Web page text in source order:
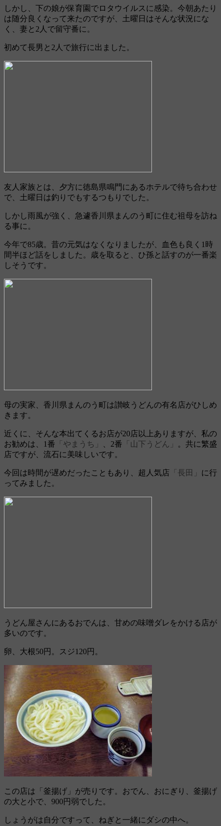
しかし、下の娘が保育園でロタウイルスに感染。今朝あたり
は随分良くなって来たのですが、土曜日はそんな状況にな
く、妻と2人で留守番に。
初めて長男と2人で旅行に出ました。
友人家族とは、夕方に徳島県鳴門にあるホテルで待ち合わせ
で、土曜日は釣りでもするつもりでした。
しかし雨風が強く、急遽香川県まんのう町に住む祖母を訪ね
る事に。
今年で85歳。昔の元気はなくなりましたが、血色も良く1時
間半ほど話をしました。歳を取ると、ひ孫と話すのが一番楽
しそうです。
母の実家、香川県まんのう町は讃岐うどんの有名店がひしめ
きます。
近くに、そんな本出てくるお店が20店以上ありますが、私の
お勧めは、1番 「やまうち」 、2番 「山下うどん」
。共に繁盛
店ですが、流石に美味しいです。
今回は時間が遅めだったこともあり、超人気店 「長田」 に行
ってみました。
うどん屋さんにあるおでんは、甘めの味噌ダレをかける店が
多いのです。
卵、大根50円。スジ120円。
この店は「釜揚げ」が売りです。おでん、おにぎり、釜揚げ
の大と小で、900円弱でした。
しょうがは自分ですって、ねぎと一緒にダシの中へ。